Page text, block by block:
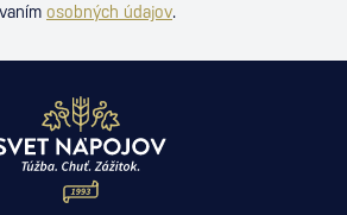
osobných údajov.